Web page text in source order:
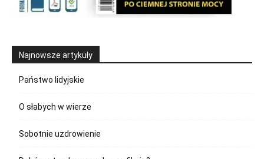
Najnowsze artykuły
Państwo lidyjskie
O słabych w wierze
Sobotnie uzdrowienie